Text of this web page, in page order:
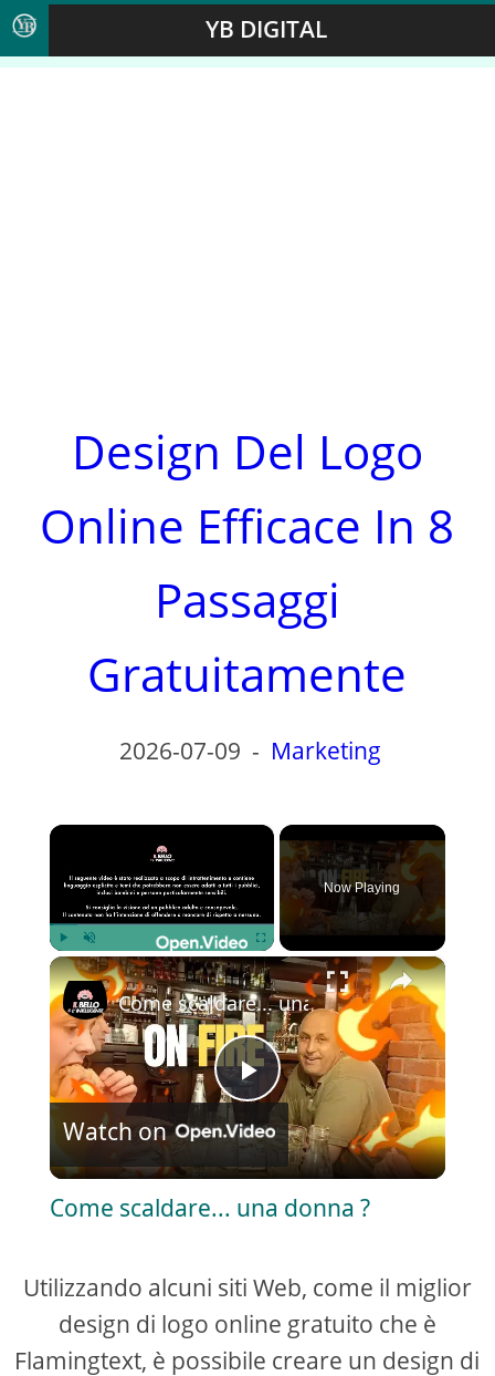
YB DIGITAL
Design Del Logo
Online Efficace In 8
Passaggi
Gratuitamente
2026-07-09 - Marketing
×
Play Unmute Fullscreen
Now Playing
×
P
l
y
V
Come scaldare... una donna ?️
Watch on
Come scaldare... una donna ?️
Utilizzando alcuni siti Web, come il miglior
design di logo online gratuito che è
Flamingtext, è possibile creare un design di